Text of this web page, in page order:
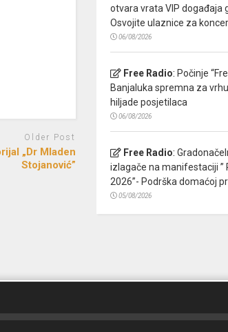
Older Post
„Dr Mladen
Stojanović”
otvara vrata VIP događaja
Osvojite ulaznice za
06/08/2026
Free Radio: Počinje
Banjaluka spremna za
hiljade posjetilaca
06/08/2026
Free Radio:
izlagače na manifestaciji ”
2026”- Podrška domaćoj
05/08/2026